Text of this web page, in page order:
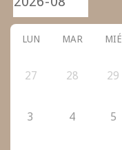
LUN MAR MIÉ
27 28 29
3 4 5